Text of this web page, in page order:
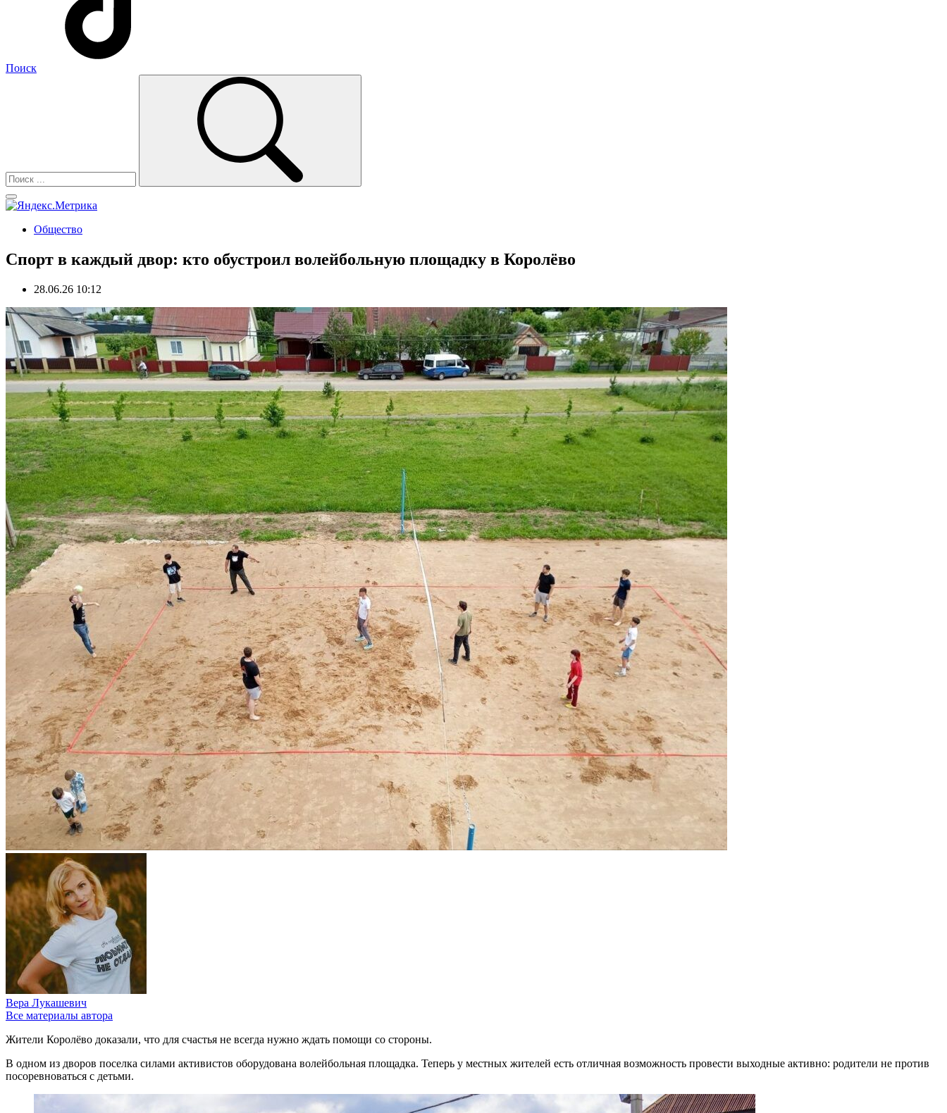
Поиск
Общество
Спорт в каждый двор: кто обустроил волейбольную площадку в Королёво
28.06.26 10:12
Вера Лукашевич
Все материалы автора
Жители Королёво доказали, что для счастья не всегда нужно ждать помощи со стороны.
В одном из дворов поселка силами активистов оборудована волейбольная площадка. Теперь у местных жителей есть отличная возможность провести выходные активно: родители не против
посоревноваться с детьми.